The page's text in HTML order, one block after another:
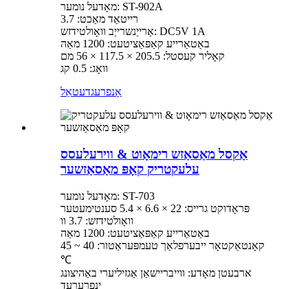
מאָדעל נומער: ST-902A
רייטאַד מאַכט: 3.7
אַרייַנשרייַב וואָולטידזש: DC5V 1A
באַטאַרייע קאַפּאַציטעט: 1200 מאַה
קאָליר קעסטל: 205.5 × 117.5 × 56 מם
וואָג: 0.5 קג
אָנפרעגדעטאַל
אַקסל מאַסאַזש רימאָוט & ווירעלעסס
עלעקטריק קאָפּ מאַסאַזשער
מאָדעל נומער: ST-703
פּראָדוקט גרייס: 22 × 6.6 × 5.4 סענטימעטער
וואָולטידזש: 3.7 וו
באַטאַרייע קאַפּאַציטעט: 1200 מאַה
קאָנטאַקטאָר ייבערפלאַך טעמפּעראַטור: 40 ~ 45
℃
ארבעטן מאָדע: ווייבריישאַן אַגזיליערי באַהיצונג
ינפרערעד